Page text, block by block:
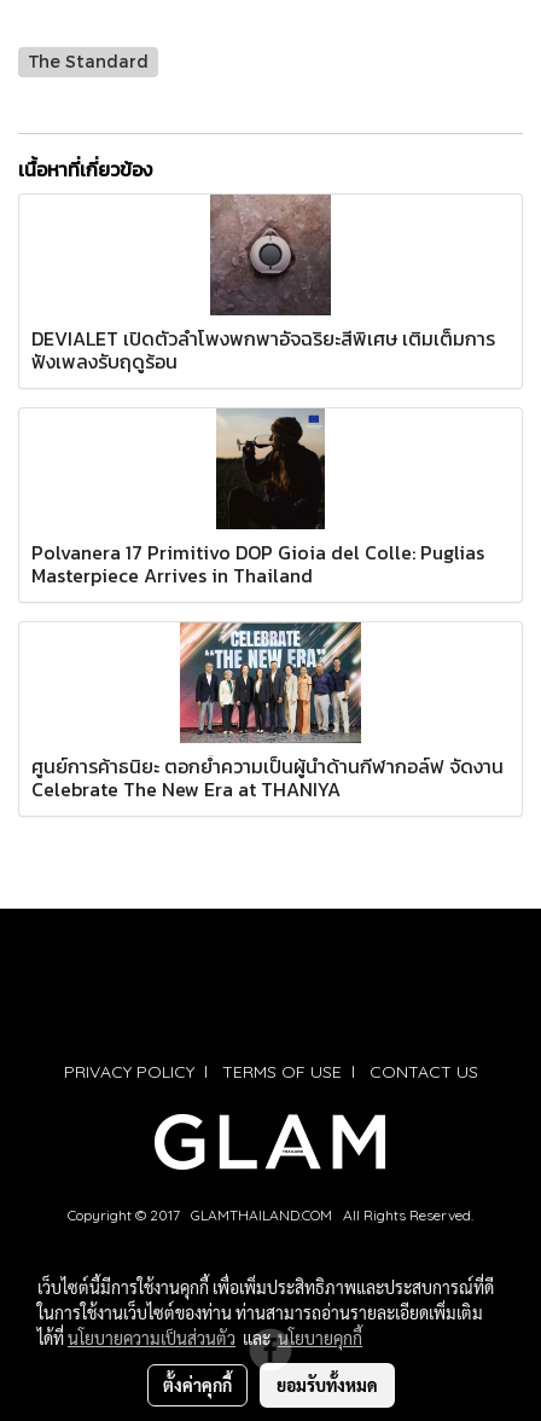
The Standard
เนื้อหาที่เกี่ยวข้อง
DEVIALET เปิดตัวลำโพงพกพาอัจฉริยะสีพิเศษ เติมเต็มการ
ฟังเพลงรับฤดูร้อน
Polvanera 17 Primitivo DOP Gioia del Colle: Puglias
Masterpiece Arrives in Thailand
ศูนย์การค้าธนิยะ ตอกย้ำความเป็นผู้นำด้านกีฬากอล์ฟ จัดงาน
Celebrate The New Era at THANIYA
PRIVACY POLICYl TERMS OF USE l CONTACT US
Copyright © 2017 GLAMTHAILAND.COM All Rights Reserved.
เว็บไซต์นี้มีการใช้งานคุกกี้ เพื่อเพิ่มประสิทธิภาพและประสบการณ์ที่ดี
ในการใช้งานเว็บไซต์ของท่าน ท่านสามารถอ่านรายละเอียดเพิ่มเติม
ได้ที่นโยบายความเป็นส่วนตัว และนโยบายคุกกี้
ตั้งค่าคุกกี้ ยอมรับทั้งหมด